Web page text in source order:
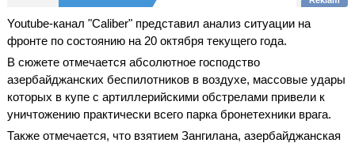
Youtube-канал "Caliber" представил анализ ситуации на
фронте по состоянию на 20 октября текущего года.
В сюжете отмечается абсолютное господство
азербайджанских беспилотников в воздухе, массовые удары
которых в купе с артиллерийскими обстрелами привели к
уничтожению практически всего парка бронетехники врага.
Также отмечается, что взятием Зангилана, азербайджанская